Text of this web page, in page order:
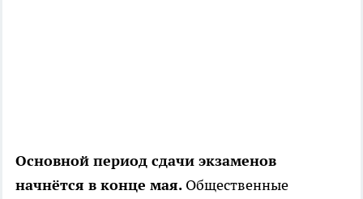
Основной период сдачи экзаменов
начнётся в конце мая. Общественные